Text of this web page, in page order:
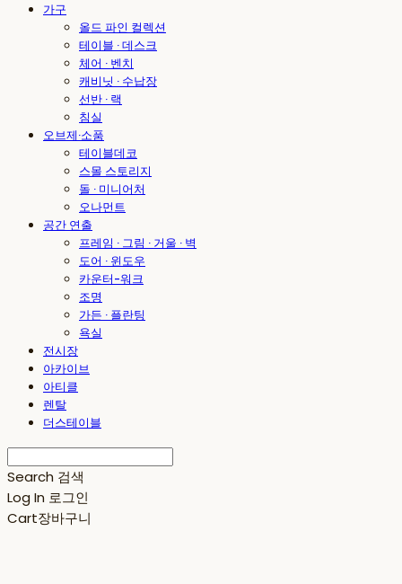
가구
올드 파인 컬렉션
테이블 · 데스크
체어 · 벤치
캐비닛 · 수납장
선반 · 랙
침실
오브제·소품
테이블데코
스몰 스토리지
돌 · 미니어처
오나먼트
공간 연출
프레임 · 그림 · 거울 · 벽
도어 · 윈도우
카운터-워크
조명
가든 · 플란팅
욕실
전시장
아카이브
아티클
렌탈
더스테이블
Search 검색
Log In 로그인
Cart장바구니